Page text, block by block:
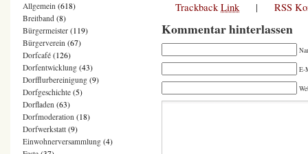
TrackbackLink | RSS
Kommentar hinterlassen
E-
Allgemein (618)
Breitband (8)
Bürgermeister (119)
Bürgerverein (67)
Dorfcafé (126)
Dorfentwicklung (43)
Dorfflurbereinigung (9)
Dorfgeschichte (5)
Dorfladen (63)
Dorfmoderation (18)
Dorfwerkstatt (9)
Einwohnerversammlung (4)